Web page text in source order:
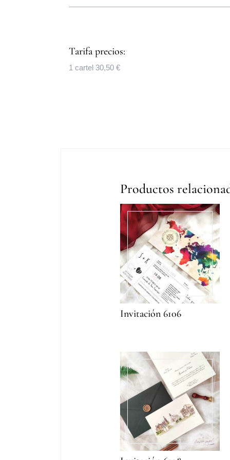
Tarifa precios:
1 cartel 30,50 €
Productos
Invitación 6106